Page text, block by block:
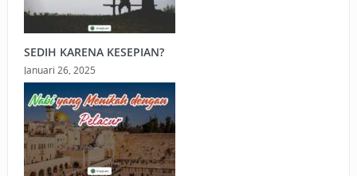
SEDIH KARENA KESEPIAN?
Januari 26, 2025